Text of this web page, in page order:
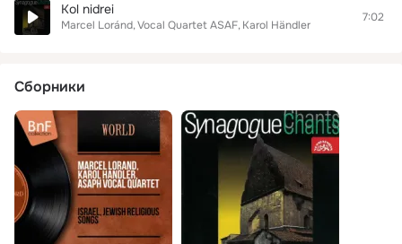
Kol nidrei
Marcel Loránd Vocal Quartet ASAF Karol Händler
7:02
Сборники